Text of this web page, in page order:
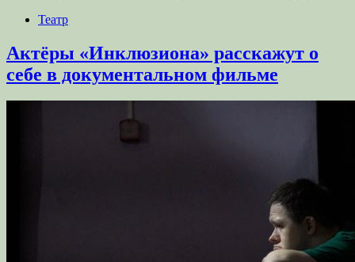
Театр
Актёры «Инклюзиона» расскажут о
себе в документальном фильме